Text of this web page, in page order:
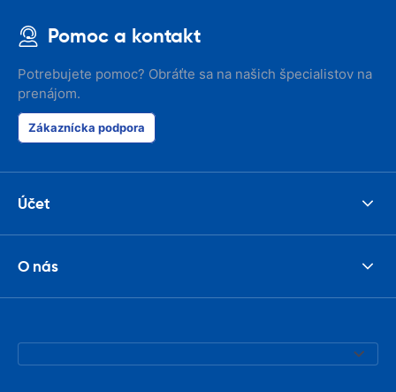
Pomoc a kontakt
Potrebujete pomoc? Obráťte sa na našich špecialistov na
prenájom.
Zákaznícka podpora
Účet
O nás